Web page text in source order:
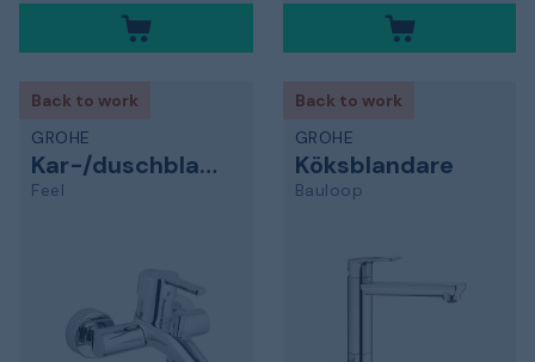
Back to work
GROHE
Kar-/duschblandare
Feel
Back to work
GROHE
Köksblandare
Bauloop